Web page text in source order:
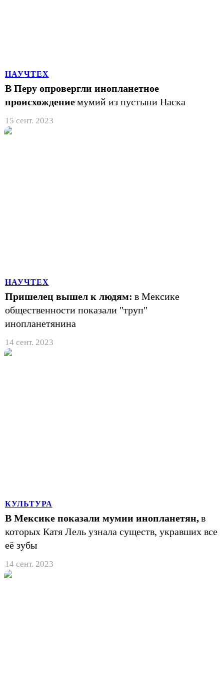
НАУЧТЕХ
В Перу опровергли инопланетное
происхождениемумий из пустыни Наска
15 сент. 2023
НАУЧТЕХ
Пришелец вышел к людям: в Мексике
общественности показали "труп"
инопланетянина
14 сент. 2023
КУЛЬТУРА
В Мексике показали мумии инопланетян,в
которых Катя Лель узнала существ, укравших все
её зубы
14 сент. 2023